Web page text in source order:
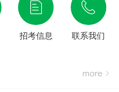
招考信息 联系我们